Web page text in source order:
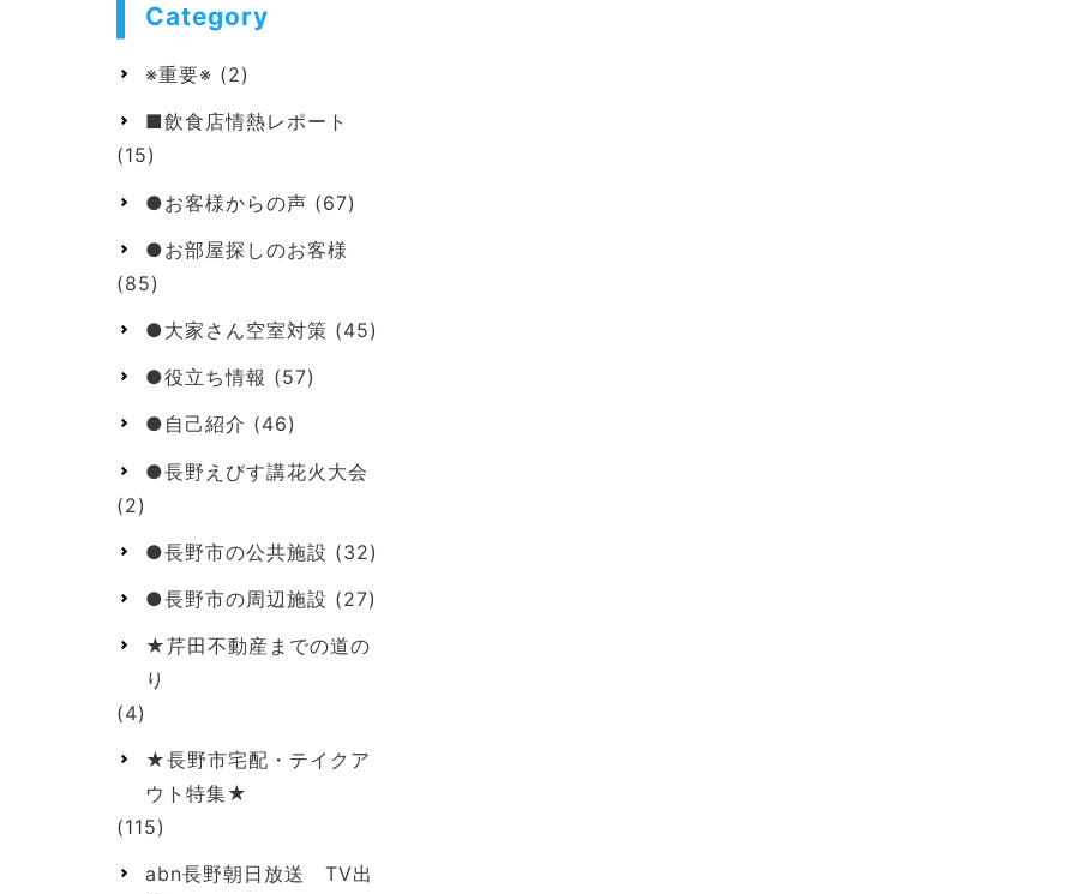
Category
※重要※ (2)
■飲食店情熱レポート
(15)
●お客様からの声 (67)
●お部屋探しのお客様
(85)
●大家さん空室対策 (45)
●役立ち情報 (57)
●自己紹介 (46)
●長野えびす講花火大会
(2)
●長野市の公共施設 (32)
●長野市の周辺施設 (27)
★芹田不動産までの道の
り
(4)
★長野市宅配・テイクア
ウト特集★
(115)
abn長野朝日放送 TV出